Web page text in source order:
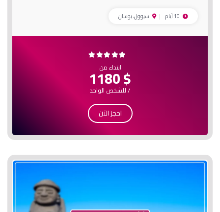
سيوول، بوسان
ابتداء من $ 1180
/ للشخص الواحد
احجز الآن